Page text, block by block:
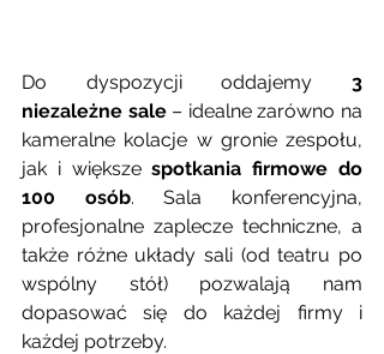
Do dyspozycji oddajemy 3
niezależne sale – idealne zarówno na
kameralne kolacje w gronie zespołu,
jak i większe spotkania firmowe do
100 osób. Sala konferencyjna,
profesjonalne zaplecze techniczne, a
także różne układy sali (od teatru po
wspólny stół) pozwalają nam
dopasować się do każdej firmy i
każdej potrzeby.